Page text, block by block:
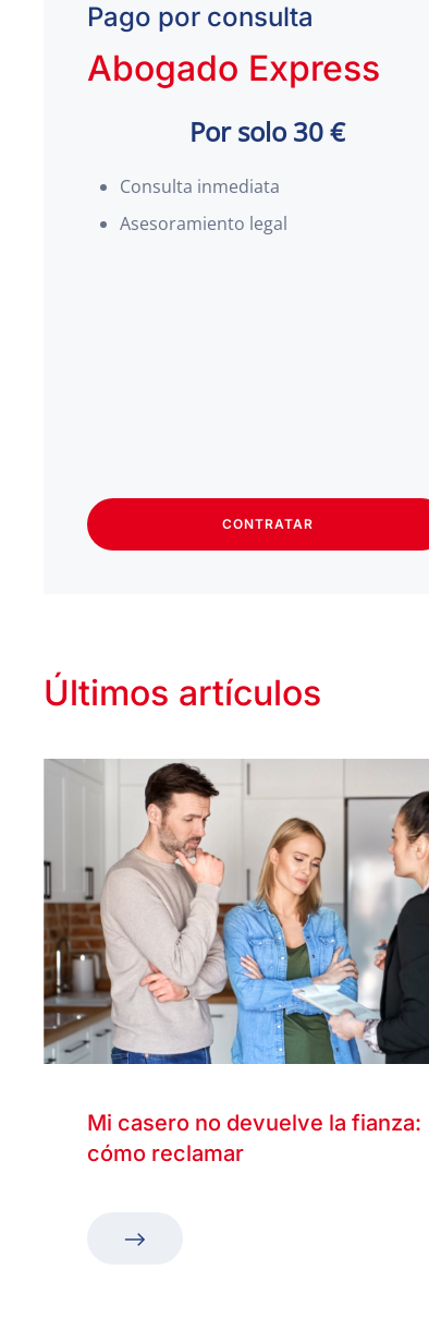
Pago por consulta
Abogado Express
Por solo 30 €
Consulta inmediata
Asesoramiento legal
CONTRATAR
Últimos artículos
Mi casero no devuelve la fianza:
cómo reclamar